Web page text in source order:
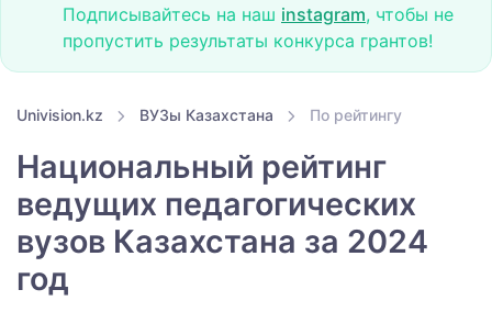
Подписывайтесь на наш instagram, чтобы не
пропустить результаты конкурса грантов!
Univision.kz ВУЗы Казахстана По рейтингу
Национальный рейтинг
ведущих педагогических
вузов Казахстана за 2024
год